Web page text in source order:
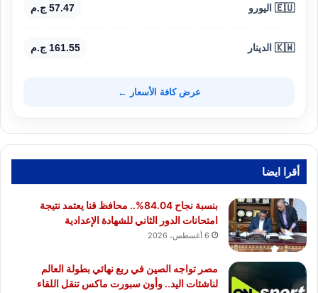
🇪🇺 اليورو 57.47 ج.م
🇰🇼 الدينار 161.55 ج.م
عرض كافة الأسعار ←
أقرا ايضا
بنسبة نجاح 84.04%.. محافظ قنا يعتمد نتيجة
امتحانات الدور الثاني للشهادة الإعدادية
6 أغسطس، 2026
مصر تواجه الصين في ربع نهائي بطولة العالم
لناشئات اليد.. وأون سبورت ماكس تنقل اللقاء